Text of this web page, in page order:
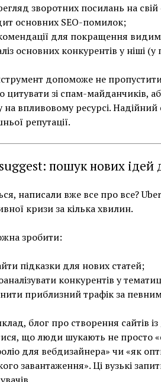
зворотних посилань на свій
основних SEO-помилок;
для покращення
основних конкурентів у ніші
допоможе не
цитувати зі спам-майданчиків,
на впливовому ресурсі. Надійний
репутації.
пошук нових ідей
написали вже все про все?
кризи за кілька хвилин.
зробити:
підказки для нових статей;
конкурентів у
приблизний трафік за
блог про створення сайтів
що люди шукають не просто
для вебдизайнера» чи «як
завантаження». Ці вузькі